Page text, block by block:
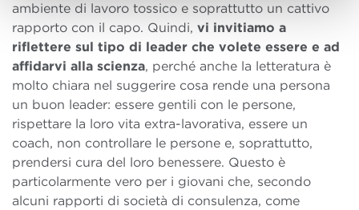
ambiente di lavoro tossico e soprattutto un cattivo
rapporto con il capo. Quindi, vi invitiamo a
riflettere sul tipo di leader che volete essere e ad
affidarvi alla scienza, perché anche la letteratura è
molto chiara nel suggerire cosa rende una persona
un buon leader: essere gentili con le persone,
rispettare la loro vita extra-lavorativa, essere un
coach, non controllare le persone e, soprattutto,
prendersi cura del loro benessere. Questo è
particolarmente vero per i giovani che, secondo
alcuni rapporti di società di consulenza, come